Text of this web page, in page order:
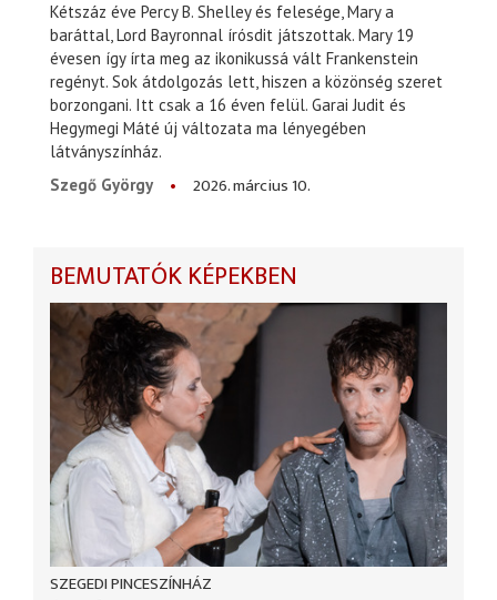
Kétszáz éve Percy B. Shelley és felesége, Mary a
baráttal, Lord Bayronnal írósdit játszottak. Mary 19
évesen így írta meg az ikonikussá vált Frankenstein
regényt. Sok átdolgozás lett, hiszen a közönség szeret
borzongani. Itt csak a 16 éven felül. Garai Judit és
Hegymegi Máté új változata ma lényegében
látványszínház.
Szegő György
2026. március 10.
BEMUTATÓK KÉPEKBEN
SZEGEDI PINCESZÍNHÁZ